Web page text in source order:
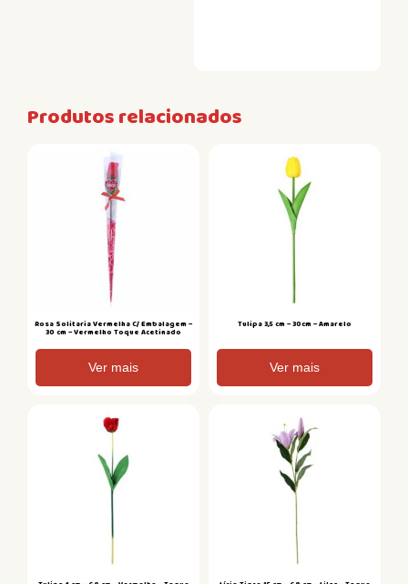
Produtos relacionados
Rosa Solitaria Vermelha C/ Embalagem –
30 cm – Vermelho Toque Acetinado
Ver mais
Tulipa 3,5 cm – 30cm – Amarelo
Ver mais